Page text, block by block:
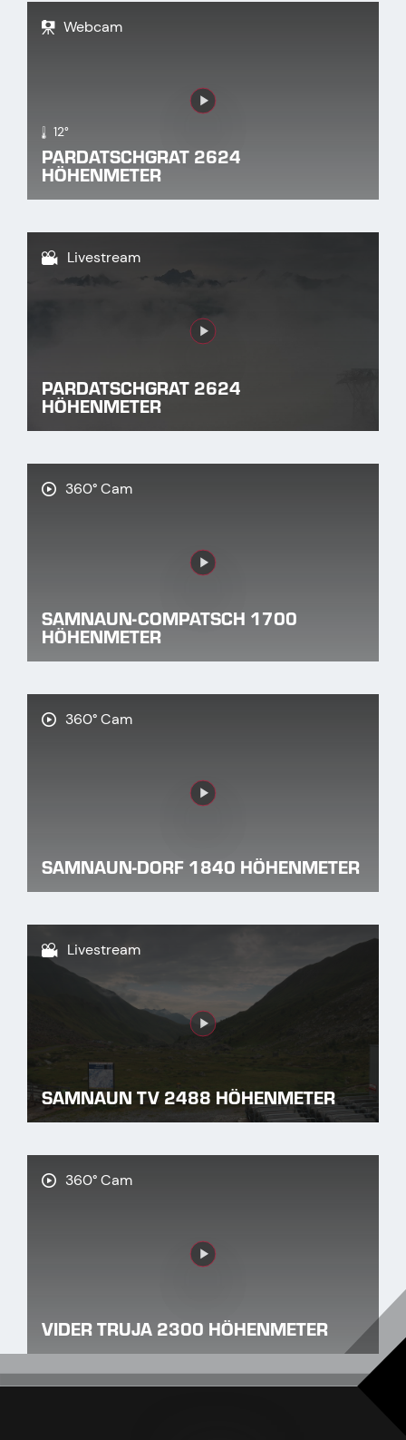
Link
Webcam
12°
PARDATSCHGRAT 2624
HÖHENMETER
Link
Livestream
PARDATSCHGRAT 2624
HÖHENMETER
Link
360° Cam
SAMNAUN-COMPATSCH 1700
HÖHENMETER
Link
360° Cam
SAMNAUN-DORF 1840 HÖHENMETER
Link
Livestream
SAMNAUN TV 2488 HÖHENMETER
Link
360° Cam
VIDER TRUJA 2300 HÖHENMETER